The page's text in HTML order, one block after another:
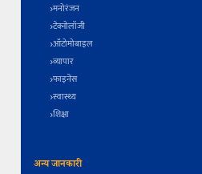
मनोरंजन
टेक्नोलॉजी
ऑटोमोबाइल
व्यापार
फाइनेंस
स्वास्थ्य
शिक्षा
अन्य जानकारी